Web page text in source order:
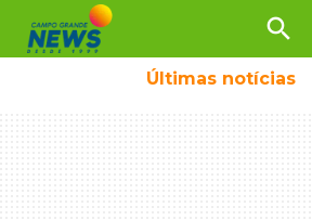
search
Últimas notícias